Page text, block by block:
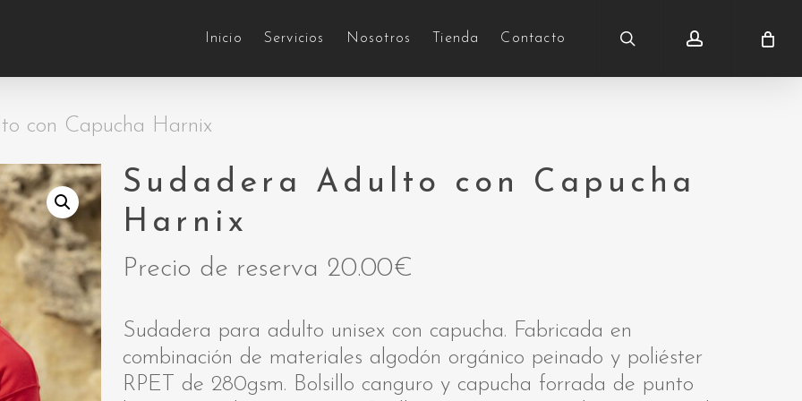
Inicio Servicios Nosotros Tienda Contacto
con Capucha Harnix
Sudadera Adulto con Capucha
Harnix
Precio de reserva 20.00€
Sudadera para adulto unisex con capucha. Fabricada en
combinación de materiales algodón orgánico peinado y poliéster
RPET de 280gsm. Bolsillo canguro y capucha forrada de punto